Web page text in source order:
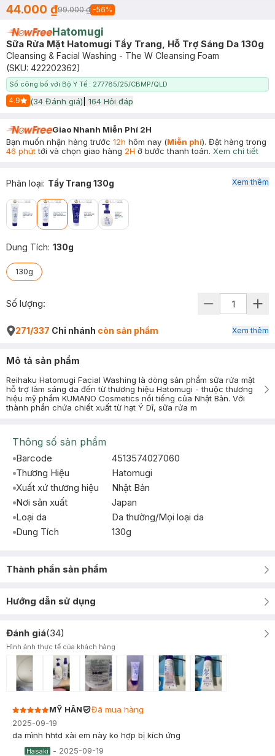
44.000 ₫99.000 ₫ -56%
Hatomugi
Sữa Rửa Mặt Hatomugi Tẩy Trang, Hỗ Trợ Sáng Da 130g
Cleansing & Facial Washing - The W Cleansing Foam
(SKU: 422202362)
Số công bố với Bộ Y Tế : 277785/25/CBMP/QLD
4.9
Start Icon
(34 Đánh giá) 164 Hỏi đáp
Giao Nhanh Miễn Phí 2H
Bạn muốn nhận hàng trước 12h hôm nay (Miễn phí). Đặt hàng trong
46 phúttới và chọn giao hàng 2H ở bước thanh toán. Xem chi tiết
Phân loại: Tẩy Trang 130g
Dung Tích: 130g
130g
Xem thêm
Số lượng:
271/337 Chi nhánh còn sản phẩm Xem thêm
Mô tả sản phẩm
Reihaku Hatomugi Facial Washing là dòng sản phẩm sữa rửa mặt
hỗ trợ làm sáng da đến từ thương hiệu Hatomugi - thuộc thương
hiệu mỹ phẩm KUMANO Cosmetics nổi tiếng của Nhật Bản. Với
thành phần chứa chiết xuất từ hạt Ý Dĩ, sữa rửa m
Thông số sản phẩm
Barcode
4513574027060
Thương Hiệu
Hatomugi
Xuất xứ thương hiệu
Nhật Bản
Nơi sản xuất
Japan
Loại da
Da thường/Mọi loại da
Dung Tích
130g
Thành phần sản phẩm
Hướng dẫn sử dụng
Đánh giá(34)
Hình ảnh thực tế của khách hàng
MỸ HÂN
Đã mua hàng
2025-09-19
da mình hhtd xài em này ko hợp bị kích ứng
Hasaki - 2025-09-19